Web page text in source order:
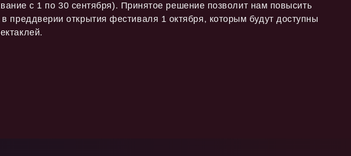
с 1 по 30 сентября). Принятое решение позволит нам повысить
преддверии открытия фестиваля 1 октября, которым будут доступны